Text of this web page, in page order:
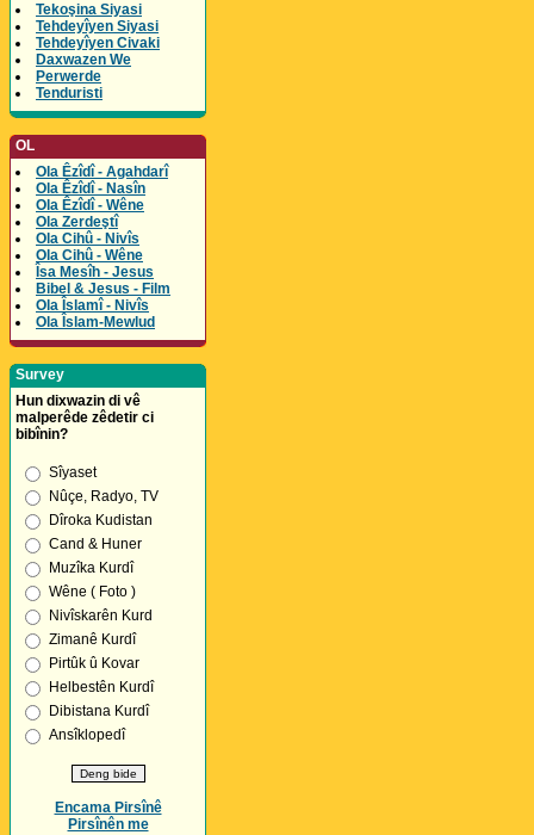
Tekoşina Siyasi
Tehdeyîyen Siyasi
Tehdeyîyen Civaki
Daxwazen We
Perwerde
Tenduristi
OL
Ola Êzîdî - Agahdarî
Ola Êzîdî - Nasîn
Ola Êzîdî - Wêne
Ola Zerdeştî
Ola Cihû - Nivîs
Ola Cihû - Wêne
Îsa Mesîh - Jesus
Bibel & Jesus - Film
Ola Îslamî - Nivîs
Ola Îslam-Mewlud
Survey
Hun dixwazin di vê
malperêde zêdetir ci
bibînin?
Sîyaset
Nûçe, Radyo, TV
Dîroka Kudistan
Cand & Huner
Muzîka Kurdî
Wêne ( Foto )
Nivîskarên Kurd
Zimanê Kurdî
Pirtûk û Kovar
Helbestên Kurdî
Dibistana Kurdî
Ansîklopedî
Encama Pirsînê
Pirsînên me